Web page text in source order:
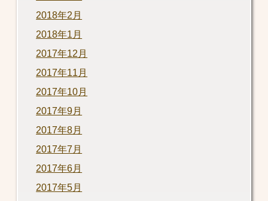
2018年2月
2018年1月
2017年12月
2017年11月
2017年10月
2017年9月
2017年8月
2017年7月
2017年6月
2017年5月